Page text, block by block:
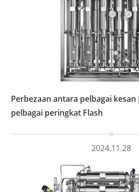
Perbezaan antara pelbagai
pelbagai peringkat Flash
2024.11.28